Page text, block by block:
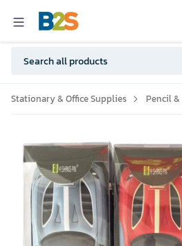
Stationary & Office Supplies Pencil &